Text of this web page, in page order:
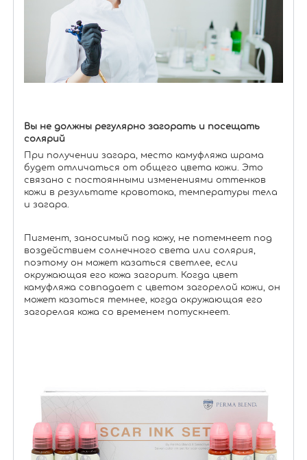
Вы не должны регулярно загорать и посещать
солярий
При получении загара, место камуфляжа шрама
будет отличаться от общего цвета кожи. Это
связано с постоянными изменениями оттенков
кожи в результате кровотока, температуры тела
и загара.
Пигмент, заносимый под кожу, не потемнеет под
воздействием солнечного света или солярия,
поэтому он может казаться светлее, если
окружающая его кожа загорит. Когда цвет
камуфляжа совпадает с цветом загорелой кожи, он
может казаться темнее, когда окружающая его
загорелая кожа со временем потускнеет.